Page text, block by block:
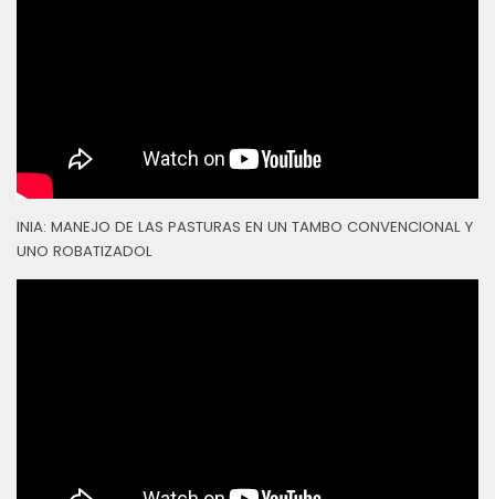
INIA: MANEJO DE LAS PASTURAS EN UN TAMBO CONVENCIONAL Y
UNO ROBATIZADOL